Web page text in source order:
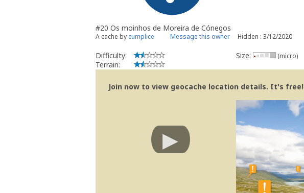
#20 Os moinhos de Moreira de Cónegos
A cache by cumplice Message this owner Hidden : 3/12/2020
Difficulty:
Terrain:
Size: (micro)
Join now to view geocache location details. It's free!